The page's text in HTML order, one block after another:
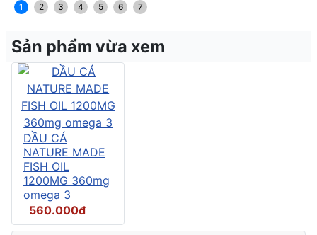
1 2 3 4 5 6 7
Sản phẩm vừa xem
DẦU CÁ
NATURE MADE
FISH OIL
1200MG 360mg
omega 3
560.000đ